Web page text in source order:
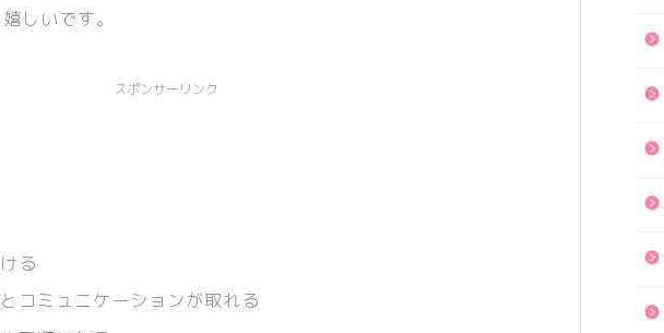
しいです。
スポンサーリンク
る
コミュニケーションが取れる